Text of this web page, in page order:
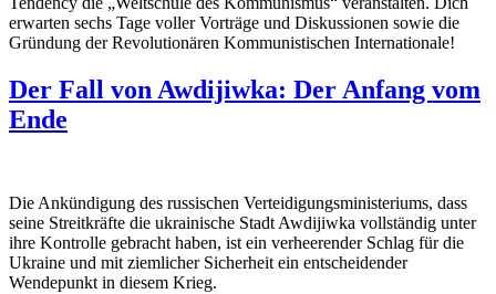
erwarten sechs Tage voller Vorträge und Diskussionen sowie die
Gründung der Revolutionären Kommunistischen Internationale!
Der Fall von Awdijiwka: Der Anfang vom
Ende
Die Ankündigung des russischen Verteidigungsministeriums, dass
seine Streitkräfte die ukrainische Stadt Awdijiwka vollständig unter
ihre Kontrolle gebracht haben, ist ein verheerender Schlag für die
Ukraine und mit ziemlicher Sicherheit ein entscheidender
Wendepunkt in diesem Krieg.